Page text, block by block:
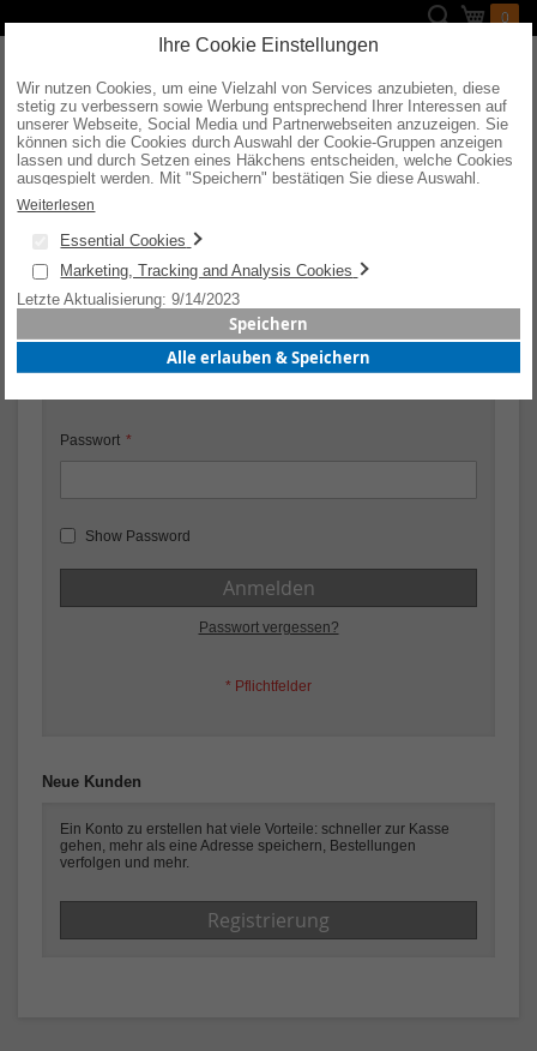
zum
Mein
0
Suche
KUNDENLOGIN
Wenn Sie ein Konto haben, melden Sie sich mit Ihrer E-Mail-
Adresse an.
E-Mail
Passwort
Show Password
Anmelden
Passwort vergessen?
Neue Kunden
Ein Konto zu erstellen hat viele Vorteile: schneller zur Kasse
gehen, mehr als eine Adresse speichern, Bestellungen
verfolgen und mehr.
Registrierung
Ihre Cookie Einstellungen
Wir nutzen Cookies, um eine Vielzahl von Services anzubieten, diese
stetig zu verbessern sowie Werbung entsprechend Ihrer Interessen auf
unserer Webseite, Social Media und Partnerwebseiten anzuzeigen. Sie
können sich die Cookies durch Auswahl der Cookie-Gruppen anzeigen
lassen und durch Setzen eines Häkchens entscheiden, welche Cookies
ausgespielt werden. Mit "Speichern" bestätigen Sie diese Auswahl.
Wenn Sie "alle erlauben & speichern" wählen, willigen Sie in die
Verwendung aller Cookies ein. Weitere Informationen erhalten Sie nach
Ihrer Bestätigung in unserer Datenschutzerklärung.
Weiterlesen
Essential Cookies
Marketing, Tracking and Analysis Cookies
Letzte Aktualisierung: 9/14/2023
Speichern
Alle erlauben & Speichern